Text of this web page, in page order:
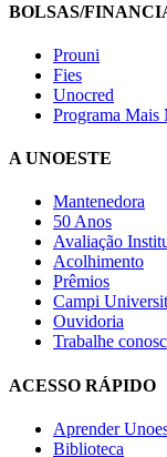
BOLSAS/
Prouni
Fies
Unocred
Programa Mais
A UNOESTE
Mantenedora
50 Anos
Avaliação
Acolhimento
Prêmios
Campi
Ouvidoria
Trabalhe
ACESSO RÁPIDO
Aprender
Biblioteca